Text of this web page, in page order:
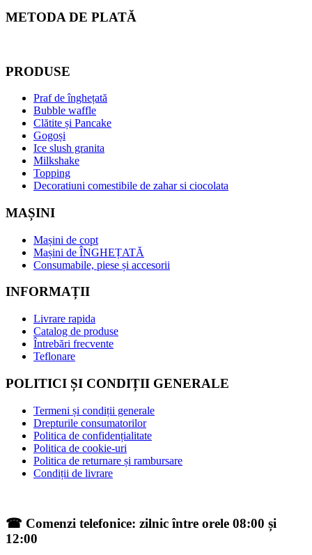
METODA DE PLATĂ
PRODUSE
Praf de înghețată
Bubble waffle
Clătite și Pancake
Gogoși
Ice slush granita
Milkshake
Topping
Decoratiuni comestibile de zahar si ciocolata
MAȘINI
Mașini de copt
Mașini de ÎNGHEȚATĂ
Consumabile, piese și accesorii
INFORMAȚII
Livrare rapida
Catalog de produse
Întrebări frecvente
Teflonare
POLITICI ȘI CONDIȚII GENERALE
Termeni și condiții generale
Drepturile consumatorilor
Politica de confidențialitate
Politica de cookie-uri
Politica de returnare și rambursare
Condiții de livrare
☎ Comenzi telefonice: zilnic între orele 08:00 și
12:00